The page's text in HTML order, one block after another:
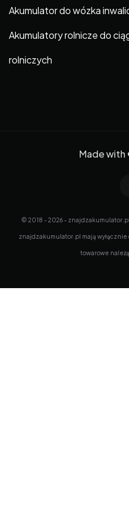
Akumulator do wózka
Akumulatory rolnicze do
rolniczych
Made
© 2018 - 2026 -
znajdzakumulator.pl mają
towarowe